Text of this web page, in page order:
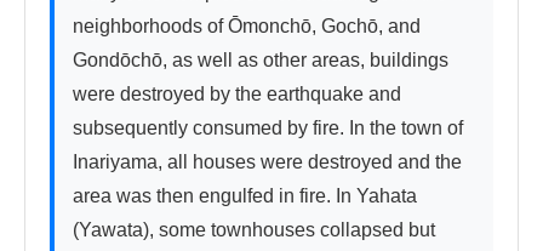
neighborhoods of Ōmonchō, Gochō, and
Gondōchō, as well as other areas, buildings
were destroyed by the earthquake and
subsequently consumed by fire. In the town of
Inariyama, all houses were destroyed and the
area was then engulfed in fire. In Yahata
(Yawata), some townhouses collapsed but